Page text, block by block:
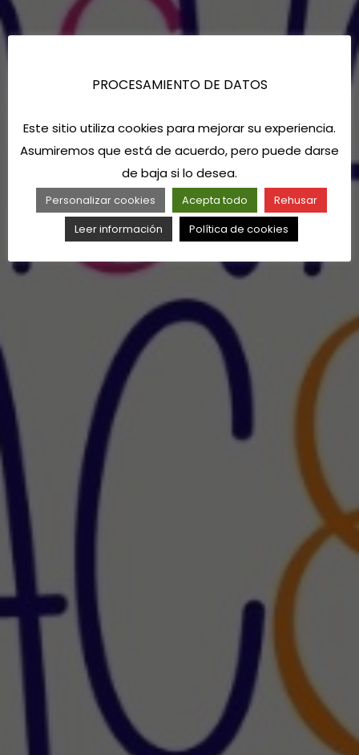
PROCESAMIENTO DE DATOS
Este sitio utiliza cookies para mejorar su experiencia.
Asumiremos que está de acuerdo, pero puede darse
de baja si lo desea.
Personalizar cookies Acepta todo
Rehusar
Leer información
Política de cookies